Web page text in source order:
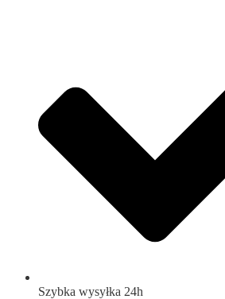
Szybka wysyłka 24h